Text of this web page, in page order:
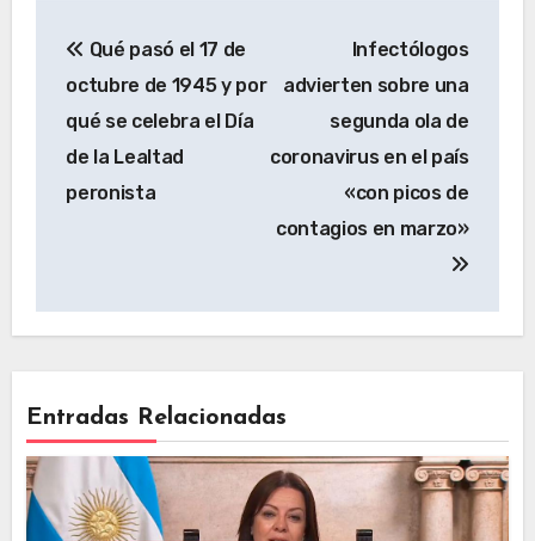
Qué pasó el 17 de
octubre de 1945 y por
qué se celebra el Día
de la Lealtad
peronista
Infectólogos
advierten sobre una
segunda ola de
coronavirus en el país
«con picos de
contagios en marzo»
Entradas Relacionadas